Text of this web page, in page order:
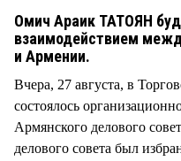
Омич Араик ТАТОЯН
взаимодействием
и Армении.
Вчера, 27 августа, в
состоялось
Армянского делового
делового совета был